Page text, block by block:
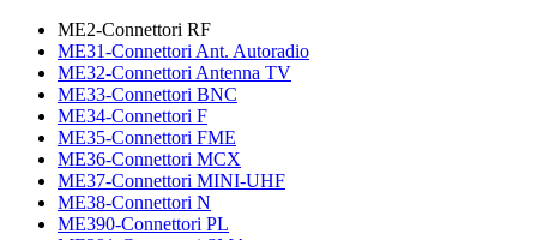
ME2-Connettori RF
ME31-Connettori Ant. Autoradio
ME32-Connettori Antenna TV
ME33-Connettori BNC
ME34-Connettori F
ME35-Connettori FME
ME36-Connettori MCX
ME37-Connettori MINI-UHF
ME38-Connettori N
ME390-Connettori PL